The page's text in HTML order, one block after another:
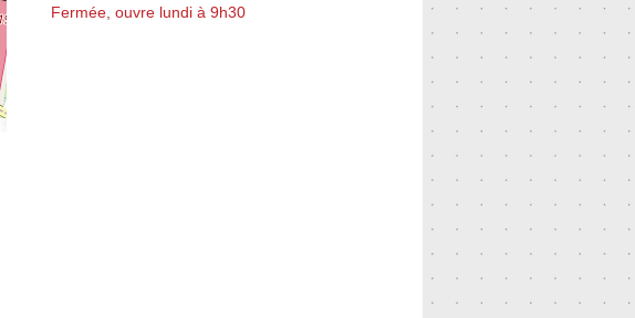
Fermée, ouvre lundi à 9h30